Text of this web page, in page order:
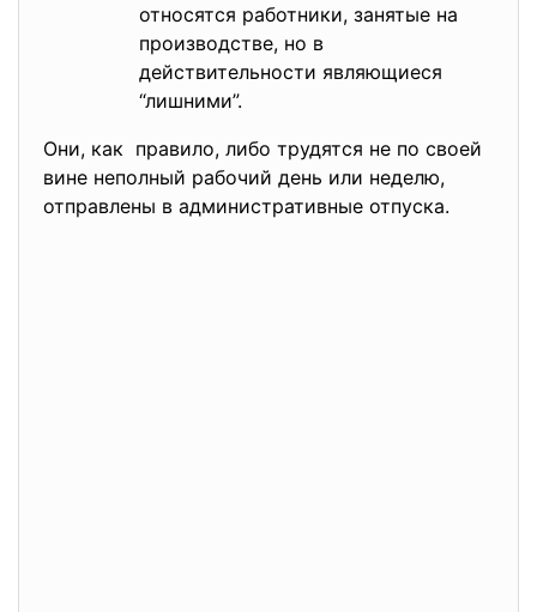
относятся работники, занятые на
производстве, но в
действительности являющиеся
“лишними”.
Они, как правило, либо трудятся не по своей
вине неполный рабочий день или неделю,
отправлены в административные отпуска.